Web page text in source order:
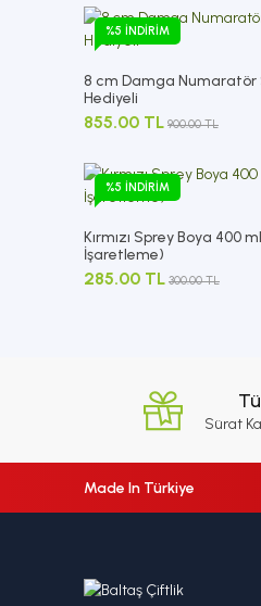
%5 İNDIRIM
8 cm Damga Numaratör
Hediyeli
855.00 TL 900.00 TL
%5 İNDIRIM
Kırmızı Sprey Boya 400
İşaretleme)
285.00 TL 300.00 TL
Sürat
Made In Türkiye